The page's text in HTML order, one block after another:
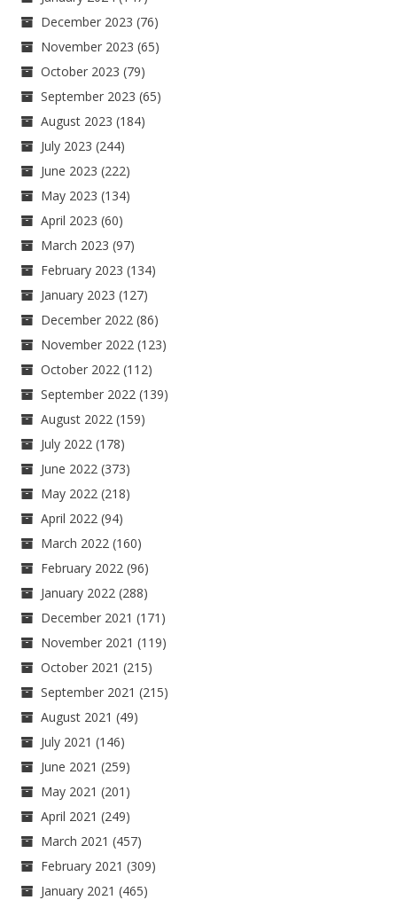
December 2023 (76)
November 2023 (65)
October 2023 (79)
September 2023 (65)
August 2023 (184)
July 2023 (244)
June 2023 (222)
May 2023 (134)
April 2023 (60)
March 2023 (97)
February 2023 (134)
January 2023 (127)
December 2022 (86)
November 2022 (123)
October 2022 (112)
September 2022 (139)
August 2022 (159)
July 2022 (178)
June 2022 (373)
May 2022 (218)
April 2022 (94)
March 2022 (160)
February 2022 (96)
January 2022 (288)
December 2021 (171)
November 2021 (119)
October 2021 (215)
September 2021 (215)
August 2021 (49)
July 2021 (146)
June 2021 (259)
May 2021 (201)
April 2021 (249)
March 2021 (457)
February 2021 (309)
January 2021 (465)